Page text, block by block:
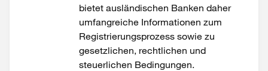
bietet ausländischen Banken daher
umfangreiche Informationen zum
Registrierungsprozess sowie zu
gesetzlichen, rechtlichen und
steuerlichen Bedingungen.